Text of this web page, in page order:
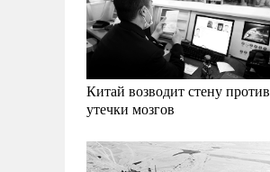
Китай возводит стену против
утечки мозгов